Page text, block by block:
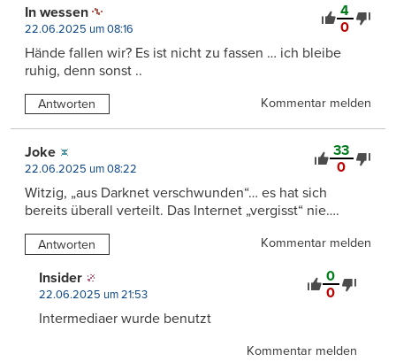
4
0
In wessen
22.06.2025 um 08:16
Hände fallen wir? Es ist nicht zu fassen … ich bleibe
ruhig, denn sonst ..
Antworten Kommentar melden
33
0
Joke
22.06.2025 um 08:22
Witzig, „aus Darknet verschwunden“… es hat sich
bereits überall verteilt. Das Internet „vergisst“ nie….
Antworten Kommentar melden
0
0
Insider
22.06.2025 um 21:53
Intermediaer wurde benutzt
Kommentar melden